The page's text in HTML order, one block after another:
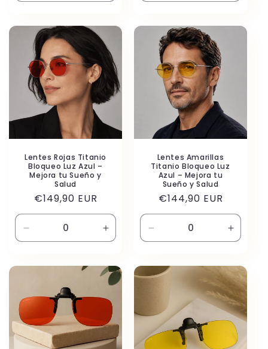
cantidad
Default
Title
cantidad
Default
Title
cantidad
Default
Title
Default
Lentes Rojas Titanio
Bloqueo Luz Azul –
Mejora tu Sueño y
Salud
Precio
habitual
€149,90 EUR
cantidad
Aumentar
cantidad
Default
Title
Lentes Amarillas
Titanio Bloqueo Luz
Azul – Mejora tu
Sueño y Salud
Precio
habitual
€144,90 EUR
cantidad
Default
Default
Title